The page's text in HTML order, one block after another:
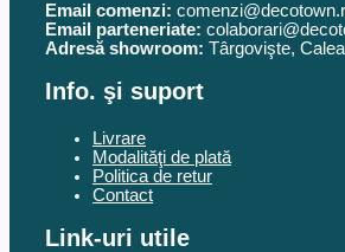
Email comenzi:
Email parteneriate:
Adresă showroom: Târgovişte,
Info. şi suport
Livrare
Modalităţi de plată
Politica de retur
Contact
Link-uri utile